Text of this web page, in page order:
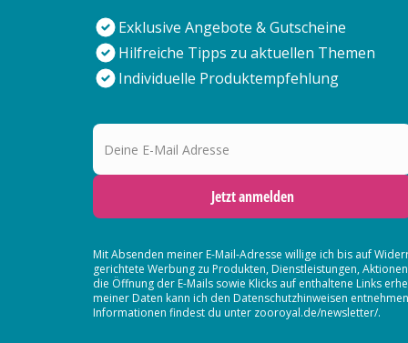
Exklusive Angebote & Gutscheine
Hilfreiche Tipps zu aktuellen Themen
Individuelle Produktempfehlung
Deine E-Mail Adresse
Jetzt anmelden
Mit Absenden meiner E-Mail-Adresse willige ich bis auf
gerichtete Werbung zu Produkten, Dienstleistungen,
die Öffnung der E-Mails sowie Klicks auf enthaltene Links
meiner Daten kann ich den Datenschutzhinweisen
Informationen findest du unter zooroyal.de/newsletter/.